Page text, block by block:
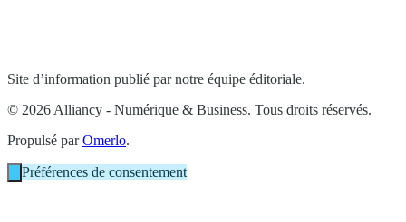
Site d’information publié par notre équipe éditoriale.
© 2026 Alliancy - Numérique & Business. Tous droits réservés.
Propulsé parOmerlo.
Préférences de consentement